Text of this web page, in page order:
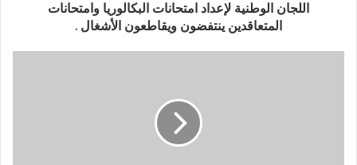
اللجان الوطنية لإعداد امتحانات البكالوريا وامتحانات
المتعاقدين ينتفضون ويقاطعون الأشغال .